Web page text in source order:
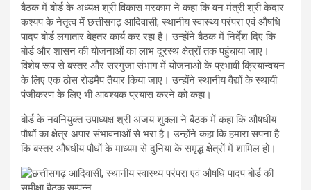
बैठक में बोर्ड के अध्यक्ष श्री विकास मरकाम ने कहा कि वन मंत्री श्री केदार
कश्यप के नेतृत्व में छत्तीसगढ़ आदिवासी, स्थानीय स्वास्थ्य परंपरा एवं औषधि
पादप बोर्ड लगातार बेहतर कार्य कर रहा है। उन्होंने बैठक में निर्देश दिए कि
बोर्ड और शासन की योजनाओं का लाभ दूरस्थ क्षेत्रों तक पहुंचाया जाए।
विशेष रूप से बस्तर और सरगुजा संभाग में योजनाओं के प्रभावी क्रियान्वयन
के लिए एक ठोस रोडमैप तैयार किया जाए। उन्होंने स्थानीय वैद्यों के स्थायी
पंजीकरण के लिए भी आवश्यक प्रयास करने को कहा।
बोर्ड के नवनियुक्त उपाध्यक्ष श्री अंजय शुक्ला ने बैठक में कहा कि औषधीय
पौधों का क्षेत्र अपार संभावनाओं से भरा है। उन्होंने कहा कि हमारा सपना है
कि बस्तर औषधीय पौधों के माध्यम से दुनिया के समृद्ध क्षेत्रों में शामिल हो।